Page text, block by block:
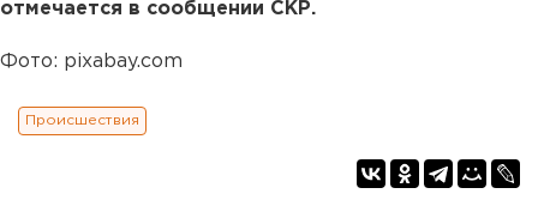
отмечается в сообщении СКР.
Фото: pixabay.com
Происшествия